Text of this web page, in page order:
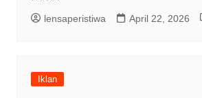
lensaperistiwa April 22, 2026
Iklan